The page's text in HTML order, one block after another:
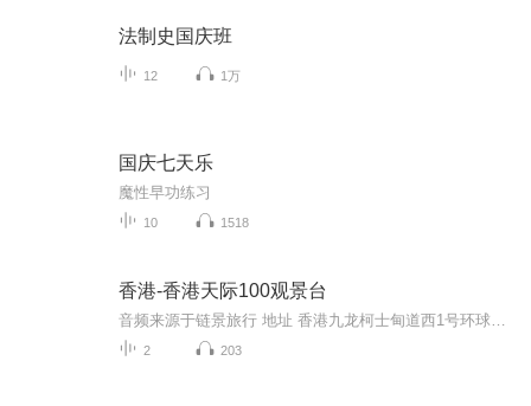
法制史国庆班
12 1万
国庆七天乐
魔性早功练习
10 1518
香港-香港天际100观景台
2 203